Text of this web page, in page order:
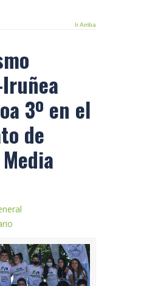
Ir Arriba
3º en el
de